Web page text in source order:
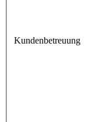
Kundenbetreuung